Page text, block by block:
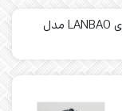
سنسور نوری LANBAO مدل